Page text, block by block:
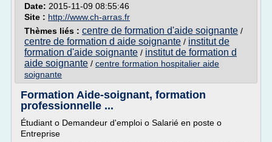
Date: 2015-11-09 08:55:46
Site : http://www.ch-arras.fr
Thèmes liés : centre de formation d'aide soignante /
centre de formation d aide soignante / institut de
formation d'aide soignante / institut de formation d
aide soignante / centre formation hospitalier aide
soignante
Formation Aide-soignant, formation
professionnelle ...
Étudiant o Demandeur d'emploi o Salarié en poste o
Entreprise